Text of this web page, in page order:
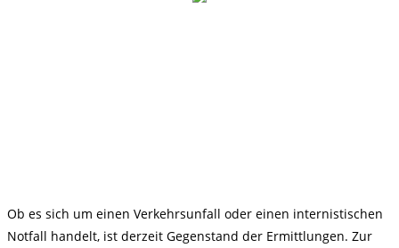
Ob es sich um einen Verkehrsunfall oder einen internistischen
Notfall handelt, ist derzeit Gegenstand der Ermittlungen. Zur